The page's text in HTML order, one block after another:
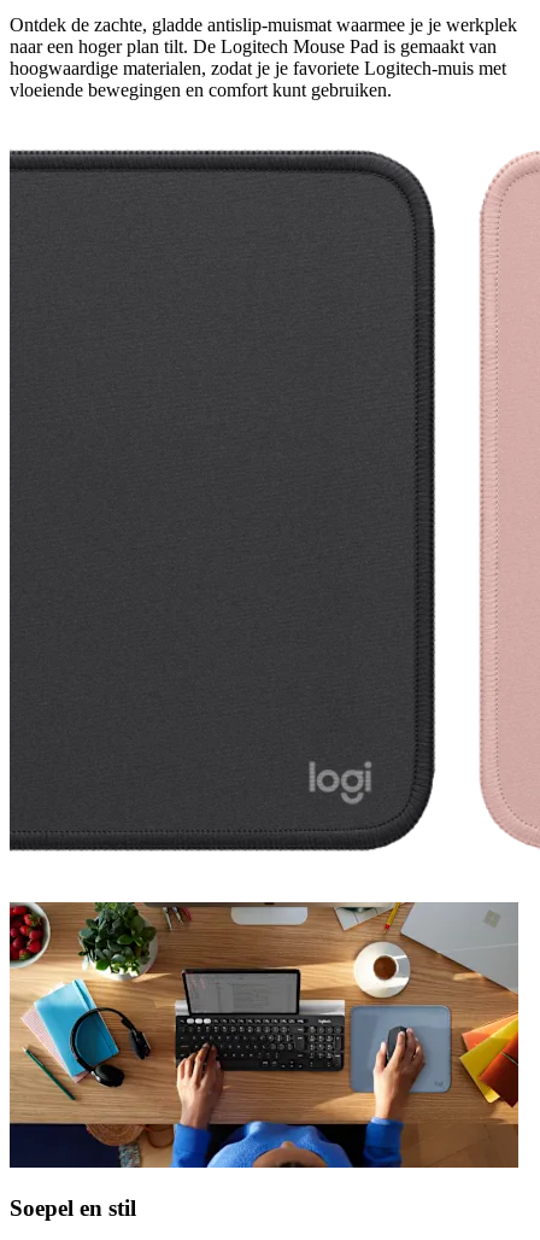
Ontdek de zachte, gladde antislip-muismat waarmee je je werkplek
naar een hoger plan tilt. De Logitech Mouse Pad is gemaakt van
hoogwaardige materialen, zodat je je favoriete Logitech-muis met
vloeiende bewegingen en comfort kunt gebruiken.
Soepel en stil